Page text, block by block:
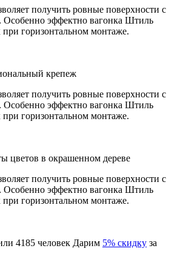
получить ровные поверхности с
эффектно вагонка Штиль
при горизонтальном монтаже.
крепеж
получить ровные поверхности с
эффектно вагонка Штиль
при горизонтальном монтаже.
цветов в окрашенном дереве
получить ровные поверхности с
эффектно вагонка Штиль
при горизонтальном монтаже.
4185 человек Дарим 5% скидку за